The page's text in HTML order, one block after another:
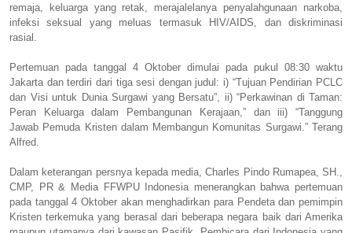
remaja, keluarga yang retak, merajalelanya penyalahgunaan narkoba,
infeksi seksual yang meluas termasuk HIV/AIDS, dan diskriminasi
rasial.
Pertemuan pada tanggal 4 Oktober dimulai pada pukul 08:30 waktu
Jakarta dan terdiri dari tiga sesi dengan judul: i) “Tujuan Pendirian PCLC
dan Visi untuk Dunia Surgawi yang Bersatu”, ii) “Perkawinan di Taman:
Peran Keluarga dalam Pembangunan Kerajaan,” dan iii) “Tanggung
Jawab Pemuda Kristen dalam Membangun Komunitas Surgawi.” Terang
Alfred.
Dalam keterangan persnya kepada media, Charles Pindo Rumapea, SH.,
CMP, PR & Media FFWPU Indonesia menerangkan bahwa pertemuan
pada tanggal 4 Oktober akan menghadirkan para Pendeta dan pemimpin
Kristen terkemuka yang berasal dari beberapa negara baik dari Amerika